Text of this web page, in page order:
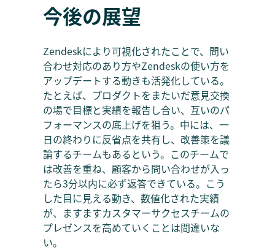
今後の展望
Zendeskにより可視化されたことで、問い
合わせ対応のあり方やZendeskの使い方を
アップデートする動きも活発化している。
たとえば、プロダクトをまたいだ意見交換
の場で目標と実績を報告し合い、互いのパ
フォーマンスの底上げを狙う。中には、一
日の終わりに反省点を共有し、改善策を議
論するチームもあるという。このチームで
は改善を重ね、顧客から問い合わせが入っ
たら3分以内に必ず返答できている。こう
した目に見える動き、数値化された実績
が、ますますカスタマーサクセスチームの
プレゼンスを高めていくことは間違いな
い。